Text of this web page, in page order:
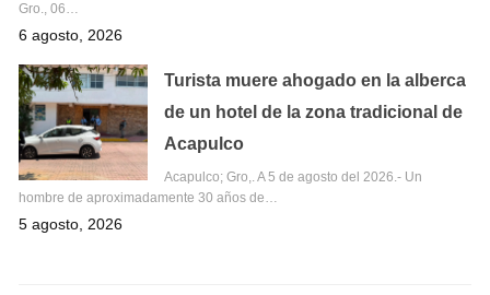
Gro., 06…
6 agosto, 2026
Turista muere ahogado en la alberca
de un hotel de la zona tradicional de
Acapulco
Acapulco; Gro,. A 5 de agosto del 2026.- Un
hombre de aproximadamente 30 años de…
5 agosto, 2026